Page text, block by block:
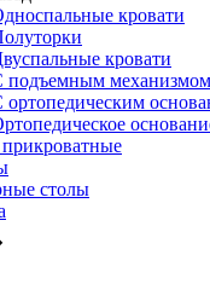
кровати
кровати
подъемным механизмом
ортопедическим
столы